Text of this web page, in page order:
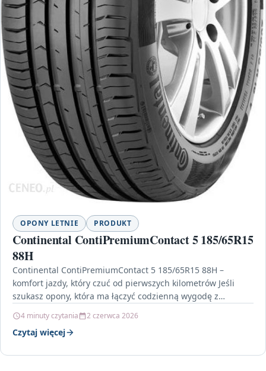
OPONY LETNIE PRODUKT
Continental ContiPremiumContact 5 185/65R15
88H
Continental ContiPremiumContact 5 185/65R15 88H –
komfort jazdy, który czuć od pierwszych kilometrów Jeśli
szukasz opony, która ma łączyć codzienną wygodę z
4 minuty czytania 2 czerwca 2026
Czytaj więcej